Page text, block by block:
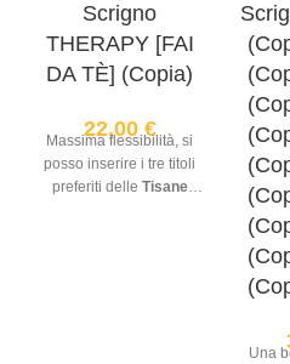
Scrigno
THERAPY [FAI
DA TÈ] (Copia)
22,00€
Massima flessibilità, si
posso inserire i tre titoli
preferiti delle Tisane
Una